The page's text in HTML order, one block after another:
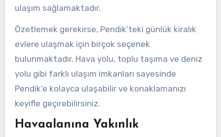
ulaşım sağlamaktadır.
Özetlemek gerekirse, Pendik’teki günlük kiralık
evlere ulaşmak için birçok seçenek
bulunmaktadır. Hava yolu, toplu taşıma ve deniz
yolu gibi farklı ulaşım imkanları sayesinde
Pendik’e kolayca ulaşabilir ve konaklamanızı
keyifle geçirebilirsiniz.
Havaalanına Yakınlık